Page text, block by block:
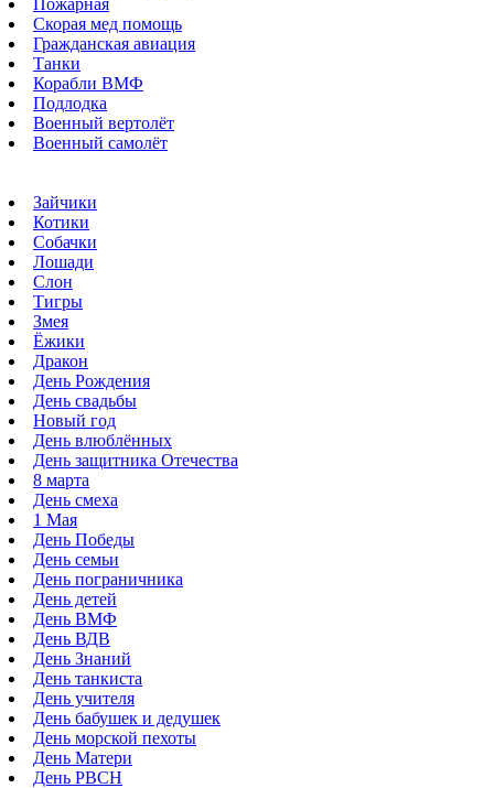
Пожарная
Скорая мед помощь
Гражданская авиация
Танки
Корабли ВМФ
Подлодка
Военный вертолёт
Военный самолёт
Зайчики
Котики
Собачки
Лошади
Слон
Тигры
Змея
Ёжики
Дракон
День Рождения
День свадьбы
Новый год
День влюблённых
День защитника Отечества
8 марта
День смеха
1 Мая
День Победы
День семьи
День пограничника
День детей
День ВМФ
День ВДВ
День Знаний
День танкиста
День учителя
День бабушек и дедушек
День морской пехоты
День Матери
День РВСН